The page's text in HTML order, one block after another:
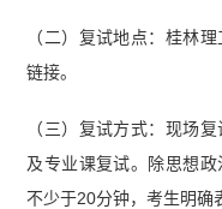
（二）复试地点：桂林
链接。
（三）复试方式：现场
及专业课复试。除思想
不少于20分钟，考生明确